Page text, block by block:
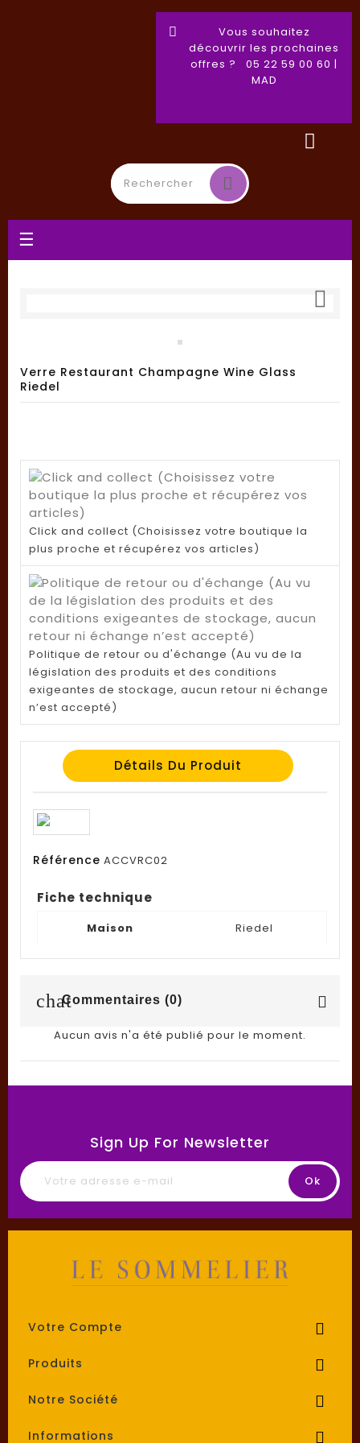
Vous souhaitez
découvrir les prochaines
offres ? 05 22 59 00 60 |
MAD
Basculer
la
☰

Verre Restaurant Champagne Wine Glass
Riedel
Click and collect (Choisissez votre boutique la
plus proche et récupérez vos articles)
Politique de retour ou d'échange (Au vu de la
législation des produits et des conditions
exigeantes de stockage, aucun retour ni échange
n’est accepté)
Détails Du Produit
Référence ACCVRC02
Fiche technique
Maison Riedel
chatCommentaires (0)
Aucun avis n'a été publié pour le moment.
Sign Up For Newsletter
Votre Compte 
Produits 
Notre Société 
Informations 